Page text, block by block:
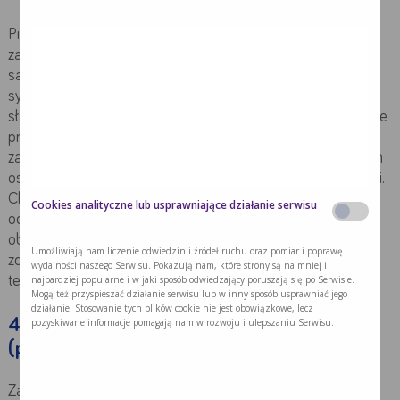
Pierwsze stadium, w którym zaburzenia pracy mózgu są
zauważalne zarówno w badaniach klinicznych, jak i przez
samego chorego czy przez bliskich. Może dochodzić do
sytuacji takich jak: zgubienie się chorego w nowym miejscu,
słabsze wykonywanie obowiązków zawodowych, odkładanie
przedmiotów w niewłaściwe miejsca, trudność w
zapamiętaniu nowych informacji np. imion nowo poznanych
osób czy treści dopiero co przeczytanego fragmentu książki.
Chory zaczyna mieć trudności w skupieniu uwagi oraz
odnalezieniu się w sytuacjach towarzyskich. Powyższe
objawy sprawiają, że częściej może on odczuwać lęk oraz
zdarza się, że zaczyna wypierać zaburzenia. Szacuje się, że
ten etap choroby może trwać ok. 7 lat.
4. Umiarkowane zaburzenia poznawcze
(późny stan dezorientacji)
Zaburzenia pamięci są wyraźne
Cookies analityczne lub usprawniające działanie serwisu
Umożliwiają nam liczenie odwiedzin i źródeł ruchu oraz pomiar i poprawę
wydajności naszego Serwisu. Pokazują nam, które strony są najmniej i
najbardziej popularne i w jaki sposób odwiedzający poruszają się po Serwisie.
Mogą też przyspieszać działanie serwisu lub w inny sposób usprawniać jego
działanie. Stosowanie tych plików cookie nie jest obowiązkowe, lecz
pozyskiwane informacje pomagają nam w rozwoju i ulepszaniu Serwisu.